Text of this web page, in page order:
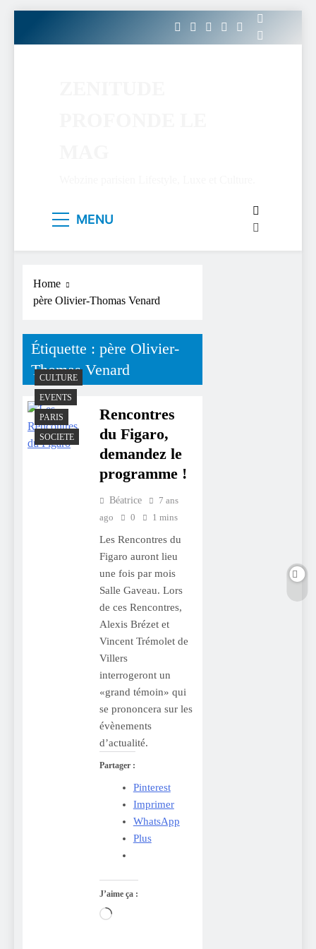
MENU
Home
père Olivier-Thomas Venard
Étiquette : père Olivier-
Thomas Venard
CULTURE
EVENTS
PARIS
SOCIETE
Rencontres
du Figaro,
demandez le
programme !
Béatrice
7 ans
ago
0 1 mins
Les Rencontres du
Figaro auront lieu
une fois par mois
Salle Gaveau. Lors
de ces Rencontres,
Alexis Brézet et
Vincent Trémolet de
Villers
interrogeront un
«grand témoin» qui
se prononcera sur les
évènements
d’actualité.
Partager :
Pinterest
Imprimer
WhatsApp
Plus
J’aime ça :
Chargement…